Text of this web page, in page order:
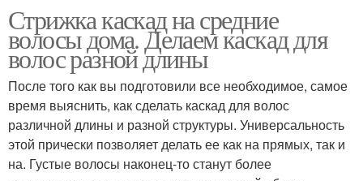
Стрижка каскад на средние
волосы дома. Делаем каскад для
волос разной длины
После того как вы подготовили все необходимое, самое
время выяснить, как сделать каскад для волос
различной длины и разной структуры. Универсальность
этой прически позволяет делать ее как на прямых, так и
на. Густые волосы наконец-то станут более